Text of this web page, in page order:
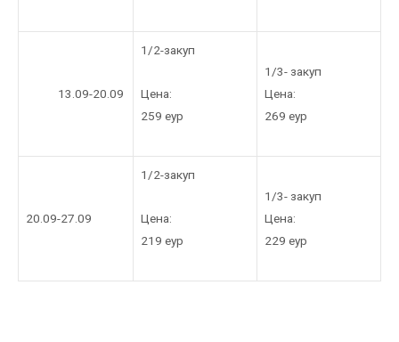
13.09-20.09
1/2-закуп
Цена:
259 еур
1/3- закуп
Цена:
269 еур
20.09-27.09
1/2-закуп
Цена:
219 еур
1/3- закуп
Цена:
229 еур